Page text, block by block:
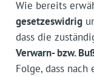
Wie bereits
gesetzeswidrig
dass die
Verwarn- bzw.
Folge, dass